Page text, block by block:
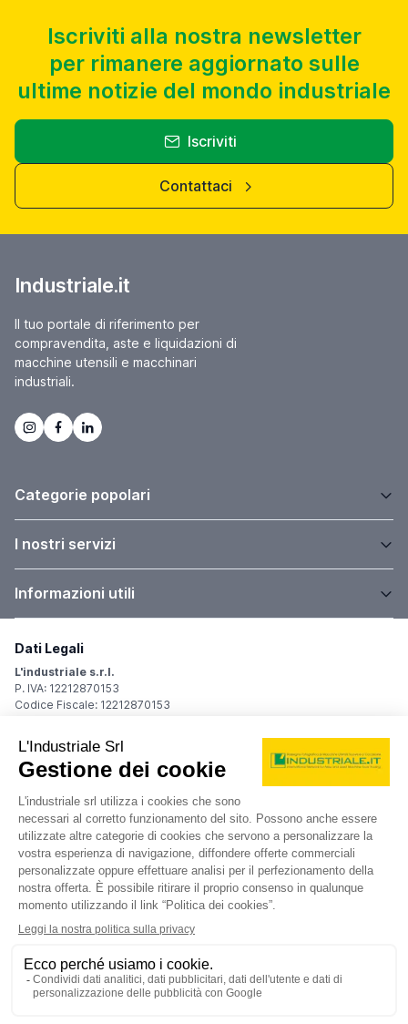
Iscriviti alla nostra newsletter
per rimanere aggiornato sulle
ultime notizie del mondo industriale
Iscriviti
Contattaci
Industriale.it
Il tuo portale di riferimento per
compravendita, aste e liquidazioni di
macchine utensili e macchinari
industriali.
Categorie popolari
I nostri servizi
Informazioni utili
Dati Legali
L'industriale s.r.l.
P. IVA: 12212870153
Codice Fiscale: 12212870153
Sede Legale
Via Carlo Dolci, 32
20148 Milano (MI)
Italy
Registro Imprese
Iscrizione R.I.: 12212870153
REA: MI-1539011
Capitale sociale: Euro 10.400,00 i.v.
Contatti
info@industriale.it
PEC:industriale@pec.industriale.it
02 8969 3116